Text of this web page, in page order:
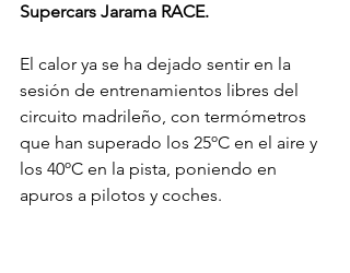
Supercars Jarama RACE.
El calor ya se ha dejado sentir en la
sesión de entrenamientos libres del
circuito madrileño, con termómetros
que han superado los 25ºC en el aire y
los 40ºC en la pista, poniendo en
apuros a pilotos y coches.